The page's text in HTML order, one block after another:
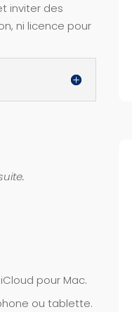
inviter des
ni licence pour
pour Mac.
ou tablette.